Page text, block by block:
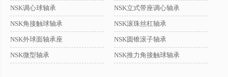
NSK调心球轴承 NSK立式带座调心轴承
NSK角接触球轴承 NSK滚珠丝杠轴承
NSK外球面轴承座 NSK圆锥滚子轴承
NSK微型轴承 NSK推力角接触球轴承